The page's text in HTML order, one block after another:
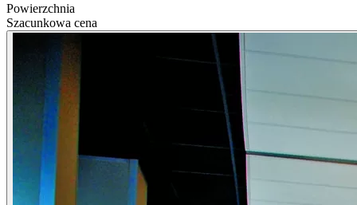
Powierzchnia
Szacunkowa cena